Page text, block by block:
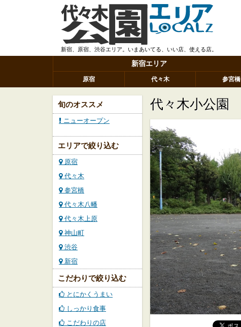
新宿、原宿、渋谷エリア。いまあいてる、いい店、使える店。
新宿エリア
原宿 代々木 参宮橋
旬のオススメ
ニューオープン
エリアで絞り込む
原宿
代々木
参宮橋
代々木八幡
代々木上原
神山町
渋谷
新宿
こだわりで絞り込む
とにかくうまい
しっかり食事
こだわりの店
代々木小公園